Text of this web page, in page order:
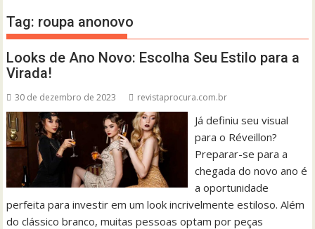
Tag: roupa anonovo
Looks de Ano Novo: Escolha Seu Estilo para a
Virada!
30 de dezembro de 2023 revistaprocura.com.br
Já definiu seu visual
para o Réveillon?
Preparar-se para a
chegada do novo ano é
a oportunidade
perfeita para investir em um look incrivelmente estiloso. Além
do clássico branco, muitas pessoas optam por peças